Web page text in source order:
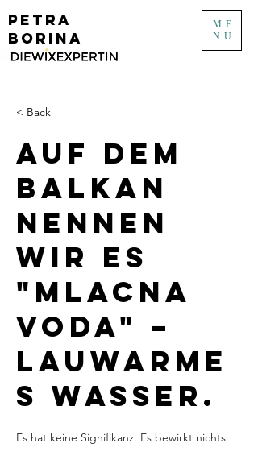
PETRA
BORINA
ME
NU
< Back
Auf dem
Balkan
nennen
wir es
"mlacna
voda" –
lauwarme
s Wasser.
Es hat keine Signifikanz. Es bewirkt nichts.